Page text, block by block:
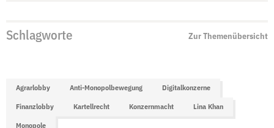
Schlagworte Zur Themenübersicht
Agrarlobby Anti-Monopolbewegung Digitalkonzerne
Finanzlobby Kartellrecht Konzernmacht Lina Khan
Monopole